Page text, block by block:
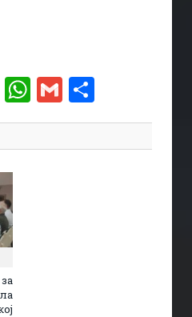
ViberWhatsApp
Gmail